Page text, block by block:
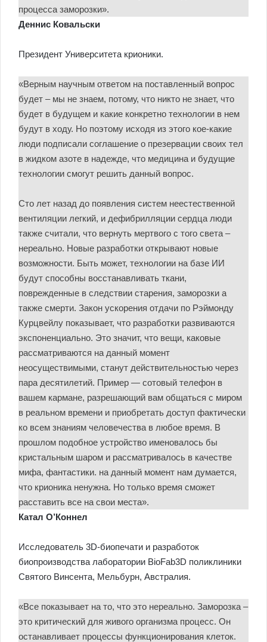
процесса заморозки».
Деннис Ковальски
Президент Университета крионики.
«Верным научным ответом на поставленный вопрос
будет – мы не знаем, потому, что никто не знает, что
будет в будущем и какие конкретно технологии в нем
будут в ходу. Но поэтому исходя из этого кое-какие
люди подписали соглашение о презервации своих тел
в жидком азоте в надежде, что медицина и будущие
технологии смогут решить данный вопрос.
Сто лет назад до появления систем неестественной
вентиляции легкий, и дефибрилляции сердца люди
также считали, что вернуть мертвого с того света –
нереально. Новые разработки открывают новые
возможности. Быть может, технологии на базе ИИ
будут способны восстанавливать ткани,
поврежденные в следствии старения, заморозки а
также смерти. Закон ускорения отдачи по Рэймонду
Курцвейлу показывает, что разработки развиваются
экспоненциально. Это значит, что вещи, каковые
рассматриваются на данный момент
неосуществимыми, станут действительностью через
пара десятилетий. Пример — сотовый телефон в
вашем кармане, разрешающий вам общаться с миром
в реальном времени и приобретать доступ фактически
ко всем знаниям человечества в любое время. В
прошлом подобное устройство именовалось бы
кристальным шаром и рассматривалось в качестве
мифа, фантастики. на данный момент нам думается,
что крионика ненужна. Но только время сможет
расставить все на свои места».
Катал О’Коннел
Исследователь 3D-биопечати и разработок
биопроизводства лаборатории BioFab3D поликлиники
Святого Винсента, Мельбурн, Австралия.
«Все показывает на то, что это нереально. Заморозка –
это критический для живого организма процесс. Он
останавливает процессы функционирования клеток.